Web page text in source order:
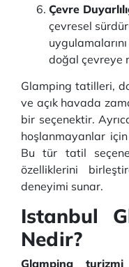
Çevre
çevresel
doğal çevreye
Glamping tatilleri,
ve açık havada
bir seçenektir.
hoşlanmayanlar
Bu tür tatil
özelliklerini
deneyimi sunar.
Istanbul
Nedir?
Glamping